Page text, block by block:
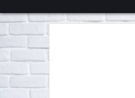
くろチャンネル